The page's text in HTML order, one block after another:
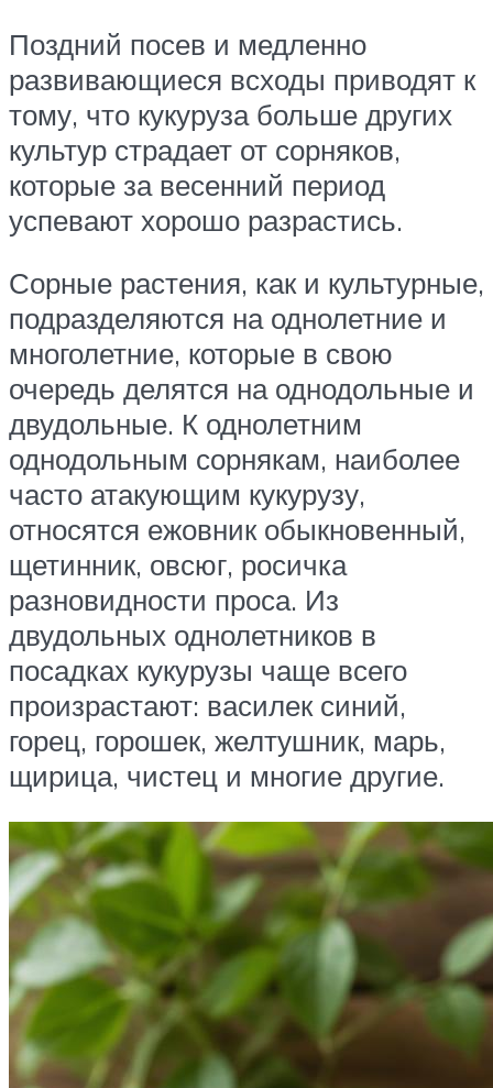
Поздний посев и медленно
развивающиеся всходы приводят к
тому, что кукуруза больше других
культур страдает от сорняков,
которые за весенний период
успевают хорошо разрастись.
Сорные растения, как и культурные,
подразделяются на однолетние и
многолетние, которые в свою
очередь делятся на однодольные и
двудольные. К однолетним
однодольным сорнякам, наиболее
часто атакующим кукурузу,
относятся ежовник обыкновенный,
щетинник, овсюг, росичка
разновидности проса. Из
двудольных однолетников в
посадках кукурузы чаще всего
произрастают: василек синий,
горец, горошек, желтушник, марь,
щирица, чистец и многие другие.